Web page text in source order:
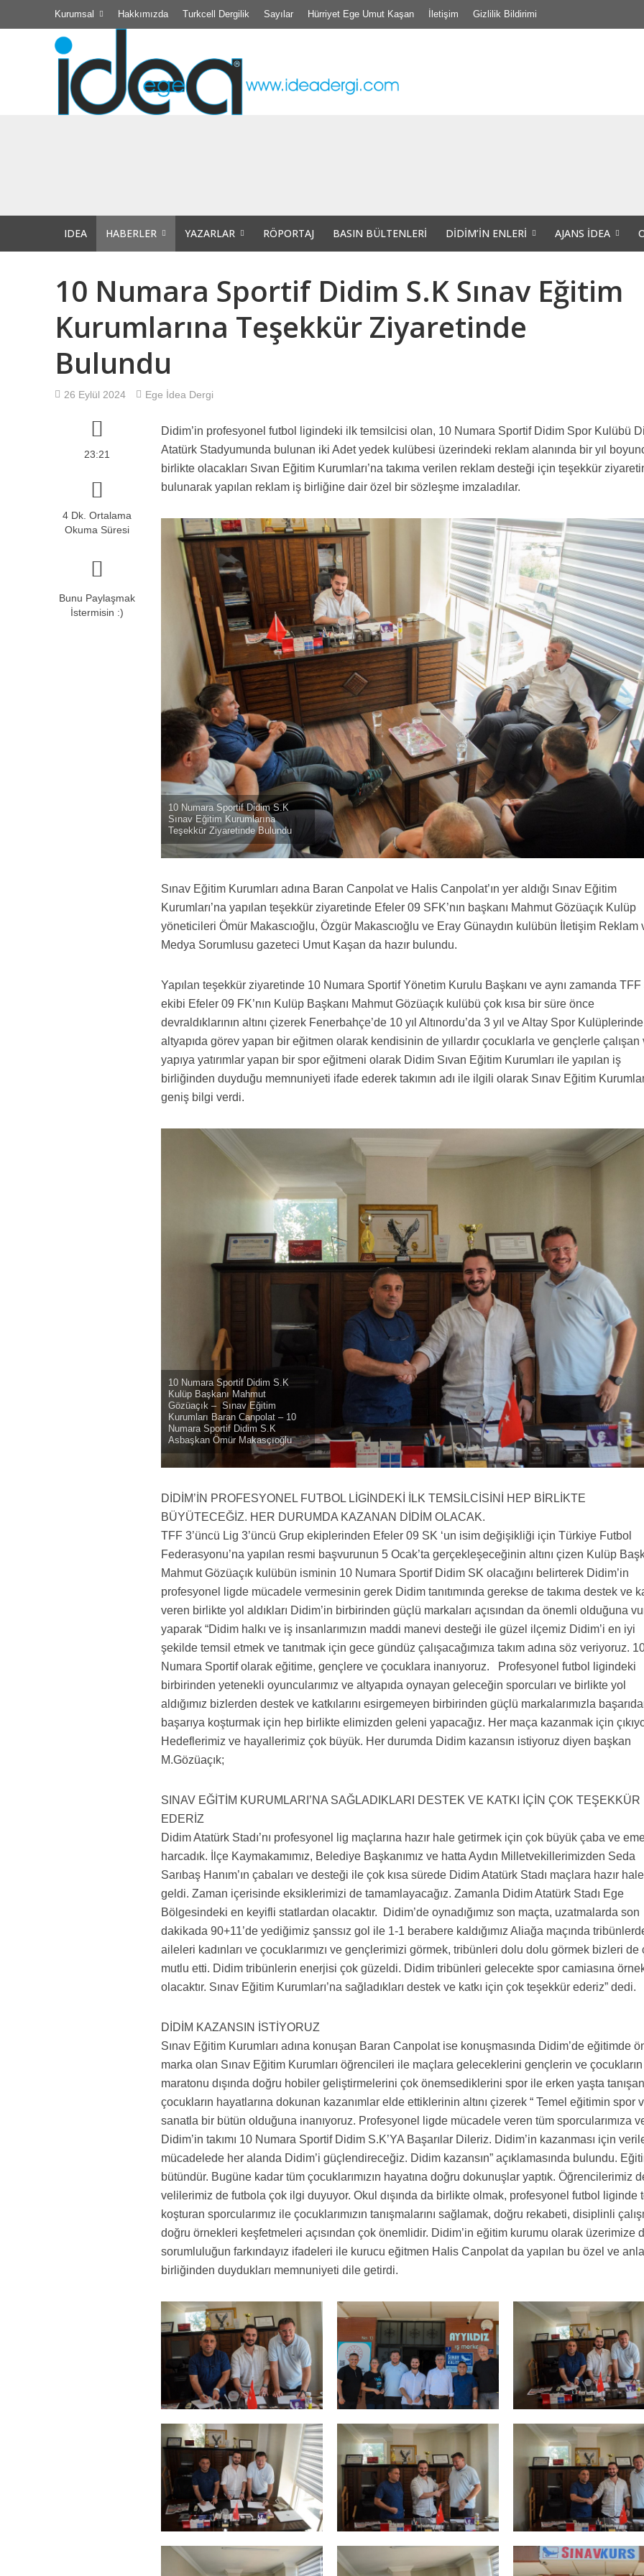
Kurumsal Hakkımızda Turkcell Dergilik Sayılar Hürriyet Ege Umut Kaşan İletişim Gizlilik Bildirimi
Didim Kibele Kadınları Hem Dernek Binalarını hem de Dernek Evraklarını Kaybettiler.
Bir insanın bir diğer insana, bir başka canlıya yapabileceği tüm kötülüklere şahit
10 NUMARA ANLAŞMA “ 10 Numara Sportif Didim ‘in Maç Kombineleri DİHAD’a emanet”
Türkiye İşçi Partisi düzenlediği bir basın toplantısı ile Halk için Ekonomi Paketi’ni basına
HANİ İNTİHAR DEĞİLDİ !!!
IDEA HABERLER YAZARLAR RÖPORTAJ BASIN BÜLTENLERI DIDIM’IN ENLERI AJANS İDEA
10 Numara Sportif Didim S.K Sınav Eğitim
Kurumlarına Teşekkür Ziyaretinde
Bulundu
26 Eylül 2024 Ege İdea Dergi
23:21
4 Dk. Ortalama
Okuma Süresi
Bunu Paylaşmak
İstermisin :)
Didim’in profesyonel futbol ligindeki ilk temsilcisi olan, 10 Numara Sportif Didim Spor Kulübü
Atatürk Stadyumunda bulunan iki Adet yedek kulübesi üzerindeki reklam alanında bir yıl
birlikte olacakları Sıvan Eğitim Kurumları’na takıma verilen reklam desteği için teşekkür
bulunarak yapılan reklam iş birliğine dair özel bir sözleşme imzaladılar.
10 Numara Sportif Didim S.K
Sınav Eğitim Kurumlarına
Teşekkür Ziyaretinde Bulundu
Sınav Eğitim Kurumları adına Baran Canpolat ve Halis Canpolat’ın yer aldığı Sınav Eğitim
Kurumları’na yapılan teşekkür ziyaretinde Efeler 09 SFK’nın başkanı Mahmut Gözüaçık Kulüp
yöneticileri Ömür Makascıoğlu, Özgür Makascıoğlu ve Eray Günaydın kulübün İletişim Reklam
Medya Sorumlusu gazeteci Umut Kaşan da hazır bulundu.
Yapılan teşekkür ziyaretinde 10 Numara Sportif Yönetim Kurulu Başkanı ve aynı zamanda TFF
ekibi Efeler 09 FK’nın Kulüp Başkanı Mahmut Gözüaçık kulübü çok kısa bir süre önce
devraldıklarının altını çizerek Fenerbahçe’de 10 yıl Altınordu’da 3 yıl ve Altay Spor Kulüplerinde
altyapıda görev yapan bir eğitmen olarak kendisinin de yıllardır çocuklarla ve gençlerle çalışan
yapıya yatırımlar yapan bir spor eğitmeni olarak Didim Sıvan Eğitim Kurumları ile yapılan iş
birliğinden duyduğu memnuniyeti ifade ederek takımın adı ile ilgili olarak Sınav Eğitim
geniş bilgi verdi.
10 Numara Sportif Didim S.K
Kulüp Başkanı Mahmut
Gözüaçık – Sınav Eğitim
Kurumları Baran Canpolat – 10
Numara Sportif Didim S.K
Asbaşkan Ömür Makasçıoğlu
DİDİM’İN PROFESYONEL FUTBOL LİGİNDEKİ İLK TEMSİLCİSİNİ HEP BİRLİKTE
BÜYÜTECEĞİZ. HER DURUMDA KAZANAN DİDİM OLACAK.
TFF 3’üncü Lig 3’üncü Grup ekiplerinden Efeler 09 SK ‘un isim değişikliği için Türkiye Futbol
Federasyonu’na yapılan resmi başvurunun 5 Ocak’ta gerçekleşeceğinin altını çizen Kulüp
Mahmut Gözüaçık kulübün isminin 10 Numara Sportif Didim SK olacağını belirterek Didim’in
profesyonel ligde mücadele vermesinin gerek Didim tanıtımında gerekse de takıma destek ve
veren birlikte yol aldıkları Didim’in birbirinden güçlü markaları açısından da önemli olduğuna
yaparak “Didim halkı ve iş insanlarımızın maddi manevi desteği ile güzel ilçemiz Didim’i en iyi
şekilde temsil etmek ve tanıtmak için gece gündüz çalışacağımıza takım adına söz veriyoruz.
Numara Sportif olarak eğitime, gençlere ve çocuklara inanıyoruz. Profesyonel futbol ligindeki
birbirinden yetenekli oyuncularımız ve altyapıda oynayan geleceğin sporcuları ve birlikte yol
aldığımız bizlerden destek ve katkılarını esirgemeyen birbirinden güçlü markalarımızla
başarıya koşturmak için hep birlikte elimizden geleni yapacağız. Her maça kazanmak için
Hedeflerimiz ve hayallerimiz çok büyük. Her durumda Didim kazansın istiyoruz diyen başkan
M.Gözüaçık;
SINAV EĞİTİM KURUMLARI’NA SAĞLADIKLARI DESTEK VE KATKI İÇİN ÇOK TEŞEKKÜR
EDERİZ
Didim Atatürk Stadı’nı profesyonel lig maçlarına hazır hale getirmek için çok büyük çaba ve
harcadık. İlçe Kaymakamımız, Belediye Başkanımız ve hatta Aydın Milletvekillerimizden Seda
Sarıbaş Hanım’ın çabaları ve desteği ile çok kısa sürede Didim Atatürk Stadı maçlara hazır hale
geldi. Zaman içerisinde eksiklerimizi de tamamlayacağız. Zamanla Didim Atatürk Stadı Ege
Bölgesindeki en keyifli statlardan olacaktır. Didim’de oynadığımız son maçta, uzatmalarda son
dakikada 90+11’de yediğimiz şanssız gol ile 1-1 berabere kaldığımız Aliağa maçında
aileleri kadınları ve çocuklarımızı ve gençlerimizi görmek, tribünleri dolu dolu görmek bizleri de
mutlu etti. Didim tribünlerin enerjisi çok güzeldi. Didim tribünleri gelecekte spor camiasına
olacaktır. Sınav Eğitim Kurumları’na sağladıkları destek ve katkı için çok teşekkür ederiz” dedi.
DİDİM KAZANSIN İSTİYORUZ
Sınav Eğitim Kurumları adına konuşan Baran Canpolat ise konuşmasında Didim’de eğitimde
marka olan Sınav Eğitim Kurumları öğrencileri ile maçlara geleceklerini gençlerin ve çocukların
maratonu dışında doğru hobiler geliştirmelerini çok önemsediklerini spor ile erken yaşta tanışan
çocukların hayatlarına dokunan kazanımlar elde ettiklerinin altını çizerek “ Temel eğitimin spor
sanatla bir bütün olduğuna inanıyoruz. Profesyonel ligde mücadele veren tüm sporcularımıza
Didim’in takımı 10 Numara Sportif Didim S.K’YA Başarılar Dileriz. Didim’in kazanması için
mücadelede her alanda Didim’i güçlendireceğiz. Didim kazansın” açıklamasında bulundu.
bütündür. Bugüne kadar tüm çocuklarımızın hayatına doğru dokunuşlar yaptık. Öğrencilerimiz
velilerimiz de futbola çok ilgi duyuyor. Okul dışında da birlikte olmak, profesyonel futbol liginde
koşturan sporcularımız ile çocuklarımızın tanışmalarını sağlamak, doğru rekabeti, disiplinli
doğru örnekleri keşfetmeleri açısından çok önemlidir. Didim’in eğitim kurumu olarak üzerimize
sorumluluğun farkındayız ifadeleri ile kurucu eğitmen Halis Canpolat da yapılan bu özel ve
birliğinden duydukları memnuniyeti dile getirdi.